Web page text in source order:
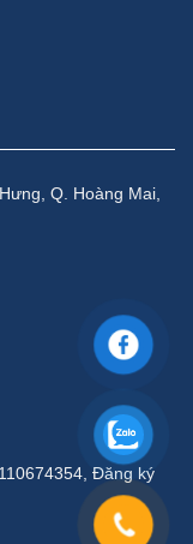
Q. Hoàng Mai,
Đăng ký